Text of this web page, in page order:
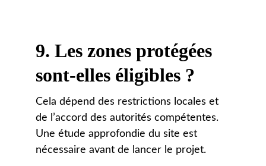
9. Les zones protégées
sont-elles éligibles ?
Cela dépend des restrictions locales et
de l’accord des autorités compétentes.
Une étude approfondie du site est
nécessaire avant de lancer le projet.